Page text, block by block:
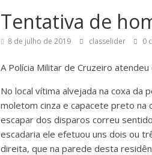
Tentativa de
8 de julho de 2019 classelider 0
A Polícia Militar de Cruzeiro
No local vítima alvejada na coxa da
moletom cinza e capacete preto na
escapar dos disparos correu
escadaria ele efetuou uns dois ou
direita, que na parede desta